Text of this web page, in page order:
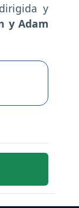
y
y Adam